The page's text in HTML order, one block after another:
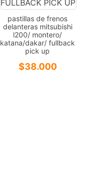
pastillas de frenos
delanteras mitsubishi
l200/ montero/
katana/dakar/ fullback
pick up
$38.000